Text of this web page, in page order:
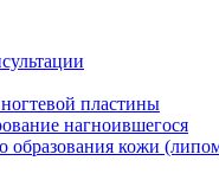
пластины
нагноившегося
образования кожи